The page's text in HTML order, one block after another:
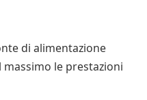
di alimentazione
le prestazioni